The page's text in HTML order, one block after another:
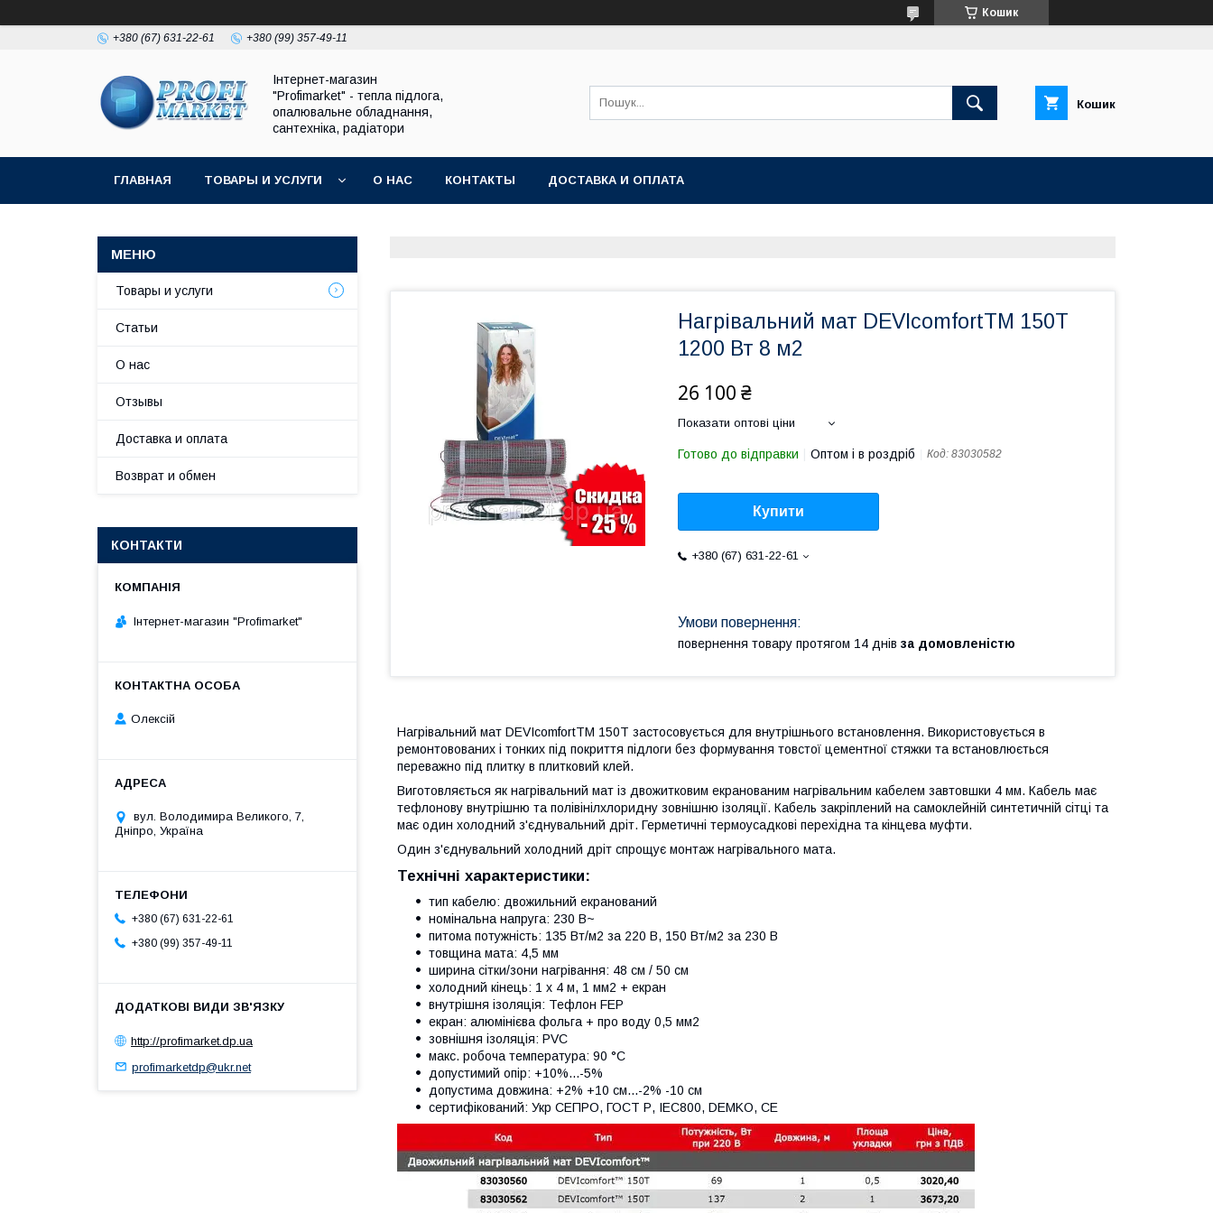
Кошик
+380 (67) 631-22-61 +380 (99) 357-49-11
Інтернет-магазин
"Profimarket" - тепла підлога,
опалювальне обладнання,
сантехніка, радіатори
Кошик
ГЛАВНАЯ ТОВАРЫ И УСЛУГИ О НАС КОНТАКТЫ ДОСТАВКА И ОПЛАТА
Нагрівальний мат DEVIcomfortTM 150T
1200 Вт 8 м2
26 100 ₴
Показати оптові ціни
Готово до відправки Оптом і в роздріб Код: 83030582
Купити
+380 (67) 631-22-61
повернення товару протягом 14 днів за домовленістю
Нагрівальний мат DEVIcomfortTM 150T застосовується для внутрішнього встановлення. Використовується в
ремонтовованих і тонких під покриття підлоги без формування товстої цементної стяжки та встановлюється
переважно під плитку в плитковий клей.
Виготовляється як нагрівальний мат із двожитковим екранованим нагрівальним кабелем завтовшки 4 мм. Кабель має
тефлонову внутрішню та полівінілхлоридну зовнішню ізоляції. Кабель закріплений на самоклейній синтетичній сітці та
має один холодний з'єднувальний дріт. Герметичні термоусадкові перехідна та кінцева муфти.
Один з'єднувальний холодний дріт спрощує монтаж нагрівального мата.
Технічні характеристики:
тип кабелю: двожильний екранований
номінальна напруга: 230 В~
питома потужність: 135 Вт/м2 за 220 В, 150 Вт/м2 за 230 В
товщина мата: 4,5 мм
ширина сітки/зони нагрівання: 48 см / 50 см
холодний кінець: 1 х 4 м, 1 мм2 + екран
внутрішня ізоляція: Тефлон FEP
екран: алюмінієва фольга + про воду 0,5 мм2
зовнішня ізоляція: PVC
макс. робоча температура: 90 °C
допустимий опір: +10%...-5%
допустима довжина: +2% +10 см...-2% -10 см
сертифікований: Укр СЕПРО, ГОСТ Р, IEC800, DEMKO, CE
Товары и услуги
Статьи
О нас
Отзывы
Доставка и оплата
Возврат и обмен
КОНТАКТИ
Інтернет-магазин "Profimarket"
Олексій
вул. Володимира Великого, 7,
Дніпро, Україна
+380 (67) 631-22-61
+380 (99) 357-49-11
http://profimarket.dp.ua
profimarketdp@ukr.net